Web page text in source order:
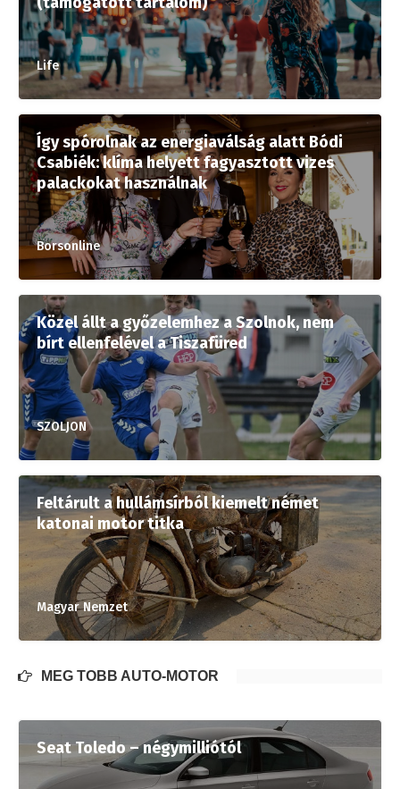
Life
Így spórolnak az energiaválság alatt Bódi
Csabiék: klíma helyett fagyasztott vizes
palackokat használnak
Borsonline
Közel állt a győzelemhez a Szolnok, nem
bírt ellenfelével a Tiszafüred
SZOLJON
Feltárult a hullámsírból kiemelt német
katonai motor titka
Magyar Nemzet
MÉG TÖBB AUTÓ-MOTOR
Seat Toledo – négymilliótól